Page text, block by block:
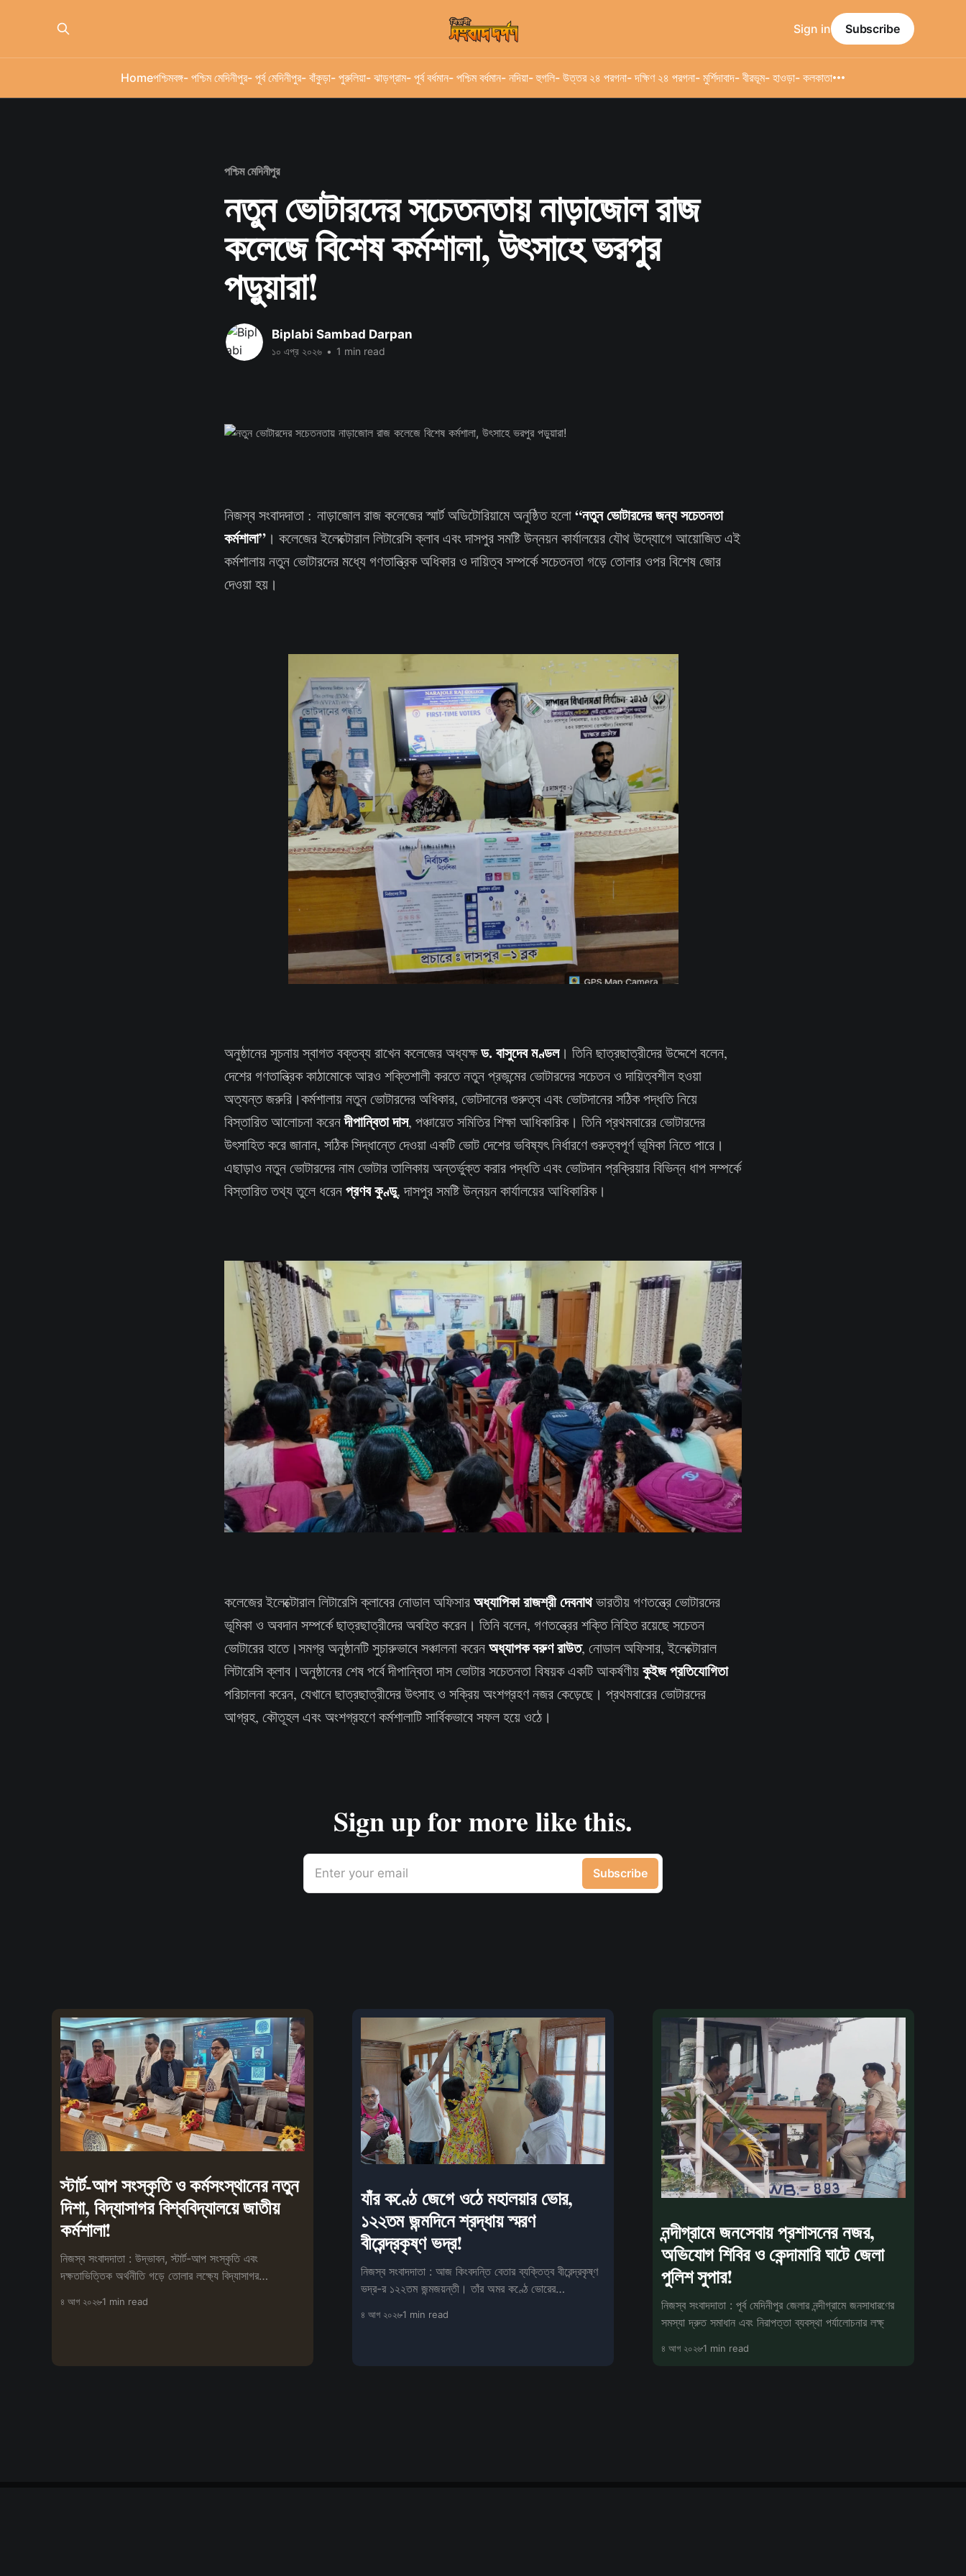
Homeপশ্চিমবঙ্গ- পশ্চিম মেদিনীপুর- পূর্ব মেদিনীপুর- বাঁকুড়া- পুরুলিয়া- ঝাড়গ্রাম- পূর্ব বর্ধমান- পশ্চিম বর্ধমান- নদিয়া- হুগলি- উত্তর ২৪ পরগনা- দক্ষিণ ২৪ পরগনা- মুর্শিদাবাদ- বীরভূম- হাওড়া- কলকাতা
Sign in Subscribe
পশ্চিম মেদিনীপুর
নতুন ভোটারদের সচেতনতায় নাড়াজোল রাজ
কলেজে বিশেষ কর্মশালা, উৎসাহে ভরপুর
পড়ুয়ারা!
Biplabi Sambad Darpan
১০ এপ্র ২০২৬ • 1 min read
নিজস্ব সংবাদদাতা : নাড়াজোল রাজ কলেজের স্মার্ট অডিটোরিয়ামে অনুষ্ঠিত হলো“নতুন ভোটারদের জন্য সচেতনতা
কর্মশালা” । কলেজের ইলেক্টোরাল লিটারেসি ক্লাব এবং দাসপুর সমষ্টি উন্নয়ন কার্যালয়ের যৌথ উদ্যোগে আয়োজিত এই
কর্মশালায় নতুন ভোটারদের মধ্যে গণতান্ত্রিক অধিকার ও দায়িত্ব সম্পর্কে সচেতনতা গড়ে তোলার ওপর বিশেষ জোর
দেওয়া হয়।
অনুষ্ঠানের সূচনায় স্বাগত বক্তব্য রাখেন কলেজের অধ্যক্ষড. বাসুদেব মণ্ডল। তিনি ছাত্রছাত্রীদের উদ্দেশে বলেন,
দেশের গণতান্ত্রিক কাঠামোকে আরও শক্তিশালী করতে নতুন প্রজন্মের ভোটারদের সচেতন ও দায়িত্বশীল হওয়া
অত্যন্ত জরুরি।কর্মশালায় নতুন ভোটারদের অধিকার, ভোটদানের গুরুত্ব এবং ভোটদানের সঠিক পদ্ধতি নিয়ে
বিস্তারিত আলোচনা করেনদীপান্বিতা দাস, পঞ্চায়েত সমিতির শিক্ষা আধিকারিক। তিনি প্রথমবারের ভোটারদের
উৎসাহিত করে জানান, সঠিক সিদ্ধান্তে দেওয়া একটি ভোট দেশের ভবিষ্যৎ নির্ধারণে গুরুত্বপূর্ণ ভূমিকা নিতে পারে।
এছাড়াও নতুন ভোটারদের নাম ভোটার তালিকায় অন্তর্ভুক্ত করার পদ্ধতি এবং ভোটদান প্রক্রিয়ার বিভিন্ন ধাপ সম্পর্কে
বিস্তারিত তথ্য তুলে ধরেনপ্রণব কুণ্ডু, দাসপুর সমষ্টি উন্নয়ন কার্যালয়ের আধিকারিক।
কলেজের ইলেক্টোরাল লিটারেসি ক্লাবের নোডাল অফিসারঅধ্যাপিকা রাজশ্রী দেবনাথভারতীয় গণতন্ত্রে ভোটারদের
ভূমিকা ও অবদান সম্পর্কে ছাত্রছাত্রীদের অবহিত করেন। তিনি বলেন, গণতন্ত্রের শক্তি নিহিত রয়েছে সচেতন
ভোটারের হাতে।সমগ্র অনুষ্ঠানটি সুচারুভাবে সঞ্চালনা করেনঅধ্যাপক বরুণ রাউত, নোডাল অফিসার, ইলেক্টোরাল
লিটারেসি ক্লাব।অনুষ্ঠানের শেষ পর্বে দীপান্বিতা দাস ভোটার সচেতনতা বিষয়ক একটি আকর্ষণীয়কুইজ প্রতিযোগিতা
পরিচালনা করেন, যেখানে ছাত্রছাত্রীদের উৎসাহ ও সক্রিয় অংশগ্রহণ নজর কেড়েছে। প্রথমবারের ভোটারদের
আগ্রহ, কৌতূহল এবং অংশগ্রহণে কর্মশালাটি সার্বিকভাবে সফল হয়ে ওঠে।
Sign up for more like this.
Enter your email Subscribe
স্টার্ট-আপ সংস্কৃতি ও কর্মসংস্থানের নতুন
দিশা, বিদ্যাসাগর বিশ্ববিদ্যালয়ে জাতীয়
কর্মশালা!
নিজস্ব সংবাদদাতা : উদ্ভাবন, স্টার্ট-আপ সংস্কৃতি এবং
দক্ষতাভিত্তিক অর্থনীতি গড়ে তোলার লক্ষ্যে বিদ্যাসাগর
৪ আগ ২০২৬1 min read
যাঁর কণ্ঠে জেগে ওঠে মহালয়ার ভোর,
১২২তম জন্মদিনে শ্রদ্ধায় স্মরণ
বীরেন্দ্রকৃষ্ণ ভদ্র!
নিজস্ব সংবাদদাতা : আজ কিংবদন্তি বেতার ব্যক্তিত্ব বীরেন্দ্রকৃষ্ণ
ভদ্র-র ১২২তম জন্মজয়ন্তী। তাঁর অমর কণ্ঠে ভোরের
৪ আগ ২০২৬1 min read
নন্দীগ্রামে জনসেবায় প্রশাসনের নজর,
অভিযোগ শিবির ও কেন্দামারি ঘাটে জেলা
পুলিশ সুপার!
নিজস্ব সংবাদদাতা : পূর্ব মেদিনীপুর জেলার নন্দীগ্রামে জনসাধারণের
সমস্যা দ্রুত সমাধান এবং নিরাপত্তা ব্যবস্থা পর্যালোচনার লক্ষ্
৪ আগ ২০২৬1 min read